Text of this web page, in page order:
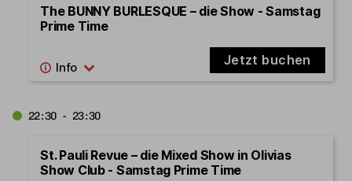
The BUNNY BURLESQUE – die Show - Samstag
Prime Time
Jetzt buchen
22:30 - 23:30
St. Pauli Revue – die Mixed Show in Olivias
Show Club - Samstag Prime Time